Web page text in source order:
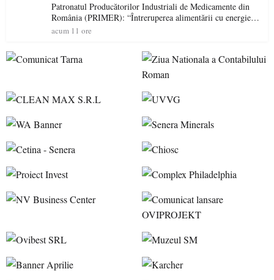
Patronatul Producătorilor Industriali de Medicamente din
România (PRIMER): “Întreruperea alimentării cu energie
electrică a fabricilor de medicamente va pune în pericol
acum 11 ore